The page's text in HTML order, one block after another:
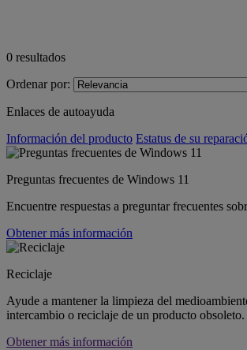
0 resultados
Ordenar por:
Enlaces de autoayuda
Información del producto Estatus de su
Preguntas frecuentes de Windows 11
Encuentre respuestas a preguntar frecuentes
Obtener más información
Reciclaje
Ayude a mantener la limpieza del
intercambio o reciclaje de un producto obsoleto.
Obtener más información